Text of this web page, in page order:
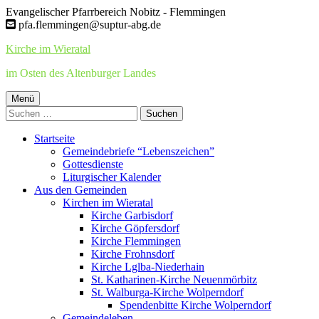
Springe
zum
Evangelischer Pfarrbereich Nobitz - Flemmingen
pfa.flemmingen@suptur-abg.de
Kirche im Wieratal
im Osten des Altenburger Landes
Primäres
Menü
Menü
Suchen
nach:
Startseite
Gemeindebriefe “Lebenszeichen”
Gottesdienste
Liturgischer Kalender
Aus den Gemeinden
Kirchen im Wieratal
Kirche Garbisdorf
Kirche Göpfersdorf
Kirche Flemmingen
Kirche Frohnsdorf
Kirche Lglba-Niederhain
St. Katharinen-Kirche Neuenmörbitz
St. Walburga-Kirche Wolperndorf
Spendenbitte Kirche Wolperndorf